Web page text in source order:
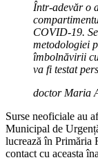
Într-adevăr o
COVID-19.
metodologiei
îmbolnăvirii
va fi testat
doctor Maria
Surse neoficiale au
Municipal de
lucrează în Primăria
contact cu aceasta